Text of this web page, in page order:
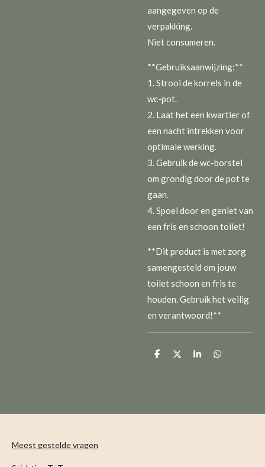
aangegeven op de
verpakking.
Niet consumeren.
**Gebruiksaanwijzing:**
1. Strooi de korrels in de
wc-pot.
2. Laat het een kwartier of
een nacht intrekken voor
optimale werking.
3. Gebruik de wc-borstel
om grondig door de pot te
gaan.
4. Spoel door en geniet van
een fris en schoon toilet!
**Dit product is met zorg
samengesteld om jouw
toilet schoon en fris te
houden. Gebruik het veilig
en verantwoord!**
D
D
S
D
Meest gestelde vragen